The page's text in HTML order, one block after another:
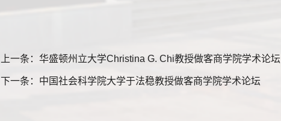
上一条：华盛顿州立大学Christina G. Chi教授做客商学院学术论坛
下一条：中国社会科学院大学于法稳教授做客商学院学术论坛